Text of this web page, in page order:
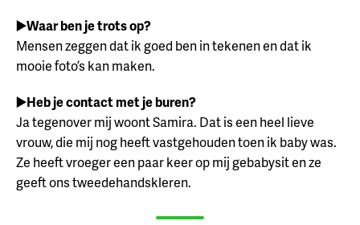
▶️Waar ben je trots op?
Mensen zeggen dat ik goed ben in tekenen en dat ik
mooie foto’s kan maken.
▶️Heb je contact met je buren?
Ja tegenover mij woont Samira. Dat is een heel lieve
vrouw, die mij nog heeft vastgehouden toen ik baby was.
Ze heeft vroeger een paar keer op mij gebabysit en ze
geeft ons tweedehandskleren.